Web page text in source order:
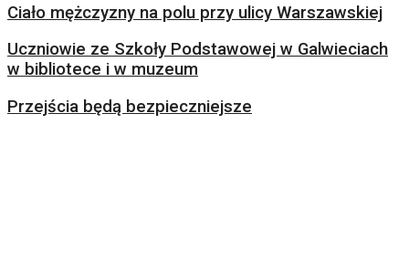
Ciało mężczyzny na polu przy ulicy Warszawskiej
Uczniowie ze Szkoły Podstawowej w Galwieciach
w bibliotece i w muzeum
Przejścia będą bezpieczniejsze